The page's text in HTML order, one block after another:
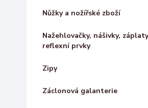
Nůžky a nožířské zboží
Nažehlovačky, nášivky,
reflexní prvky
Zipy
Záclonová galanterie